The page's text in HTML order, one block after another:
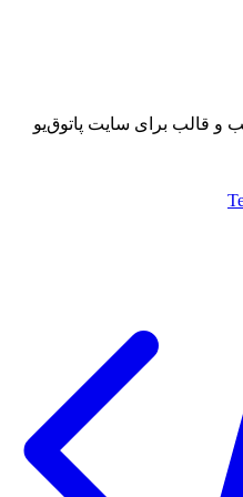
و قالب برای سایت پاتوق‌یو